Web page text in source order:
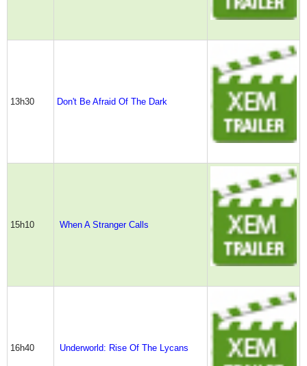
13h30 Don't Be Afraid Of The Dark
15h10 When A Stranger Calls
16h40 Underworld: Rise Of The Lycans